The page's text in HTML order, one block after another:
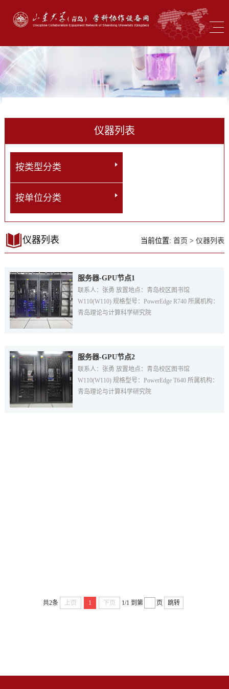
仪器列表
按类型分类
按单位分类
仪器列表 当前位置:首页 >仪器列表
服务器-GPU节点1
联系人：张勇 放置地点：青岛校区图书馆
W110(W110) 规格型号：PowerEdge R740 所属机构：
青岛理论与计算科学研究院
服务器-GPU节点2
联系人：张勇 放置地点：青岛校区图书馆
W110(W110) 规格型号：PowerEdge T640 所属机构：
青岛理论与计算科学研究院
共2条 上页 1 下页 1/1 到第 页 跳转